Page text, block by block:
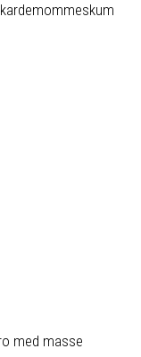
med masse